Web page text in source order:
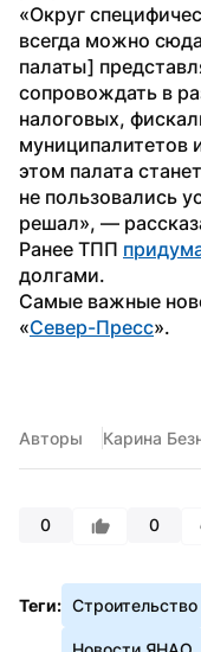
«Округ
всегда можно
палаты]
сопровождать в
налоговых,
муниципалитетов
этом палата
не пользовались
решал», —
Ранее ТПП
долгами.
Самые важные
«Север-Пресс».
Авторы Карина
0 0
Теги: Строительство